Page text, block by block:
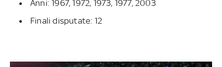
Anni: 1967, 1972, 1973, 1977, 2003
Finali disputate: 12